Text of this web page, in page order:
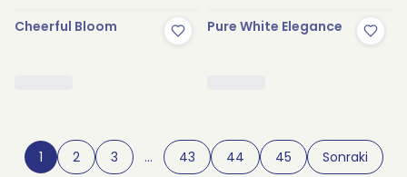
Cheerful Bloom Pure White Elegance
1 2 3 … 43 44 45 Sonraki